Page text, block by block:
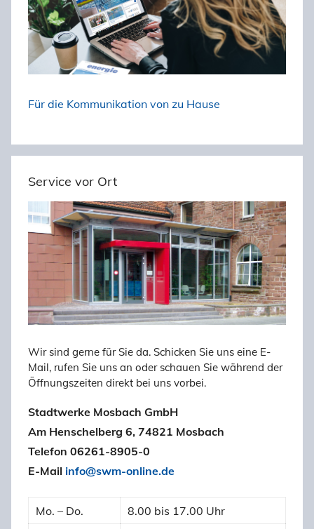
c
h
Für die Kommunikation von zu Hause
Service vor Ort
Wir sind gerne für Sie da. Schicken Sie uns eine E-
Mail, rufen Sie uns an oder schauen Sie während der
Öffnungszeiten direkt bei uns vorbei.
Stadtwerke Mosbach GmbH
Am Henschelberg 6, 74821 Mosbach
Telefon 06261-8905-0
E-Mail info@swm-online.de
Mo. – Do.
8.00 bis 17.00 Uhr